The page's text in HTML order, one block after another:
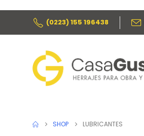
(0223) 155 196438
SHOP LUBRICANTES